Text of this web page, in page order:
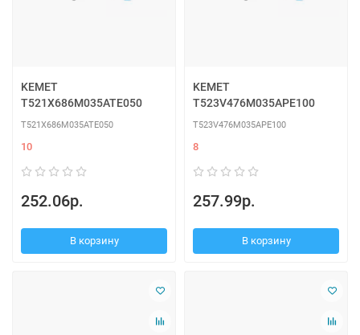
KEMET
T521X686M035ATE050
T521X686M035ATE050
10
252.06р.
В корзину
KEMET
T523V476M035APE100
T523V476M035APE100
8
257.99р.
В корзину